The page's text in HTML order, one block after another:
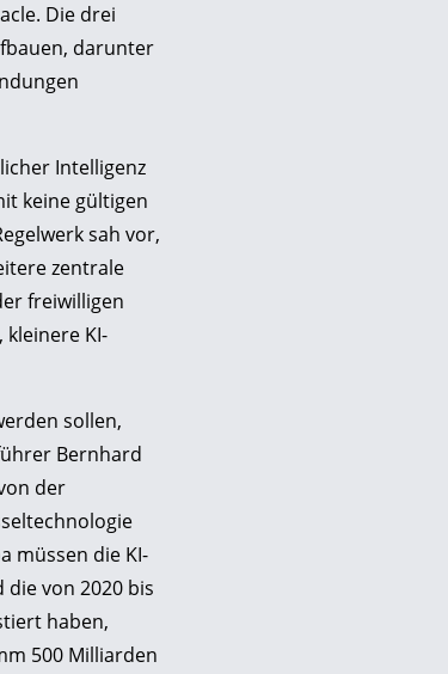
Die drei
darunter
Intelligenz
keine gültigen
sah vor,
zentrale
freiwilligen
KI-
sollen,
Bernhard
der
müssen die KI-
von 2020 bis
haben,
500 Milliarden